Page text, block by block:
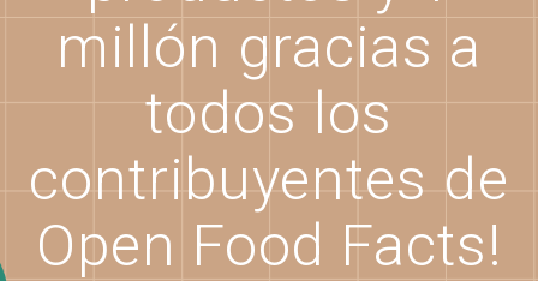
millón gracias a
todos los
contribuyentes de
Open Food Facts!